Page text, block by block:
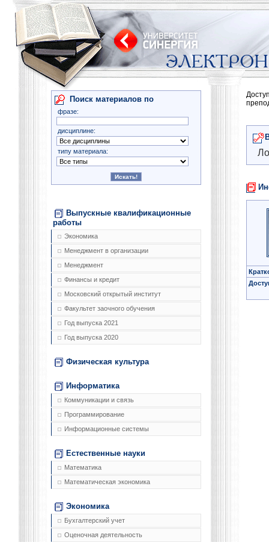
Поиск материалов по
фразе:
дисциплине:
типу материала:
Выпускные квалификационные
работы
Экономика
Менеджмент в организации
Менеджмент
Финансы и кредит
Московский открытый институт
Факультет заочного обучения
Год выпуска 2021
Год выпуска 2020
Физическая культура
Информатика
Коммуникации и связь
Программирование
Информационные системы
Естественные науки
Математика
Математическая экономика
Экономика
Бухгалтерский учет
Оценочная деятельность